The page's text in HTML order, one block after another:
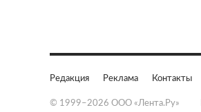
Редакция Реклама Контакты
© 1999–2026 ООО «Лента.Ру»